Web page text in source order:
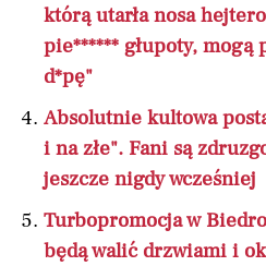
którą utarła nosa
pie****** głupoty, mogą
d*pę"
Absolutnie kultowa
i na złe". Fani są
jeszcze nigdy wcześniej
Turbopromocja w
będą walić drzwiami i